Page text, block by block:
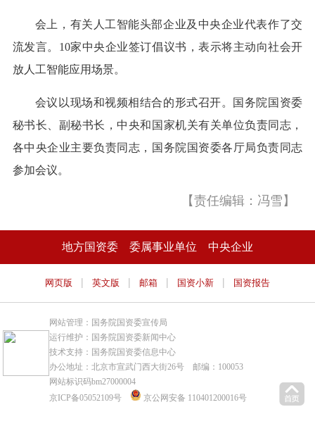
会上，有关人工智能头部企业及中央企业代表作了交
流发言。10家中央企业签订倡议书，表示将主动向社会开
放人工智能应用场景。
会议以现场和视频相结合的形式召开。国务院国资委
秘书长、副秘书长，中央和国家机关有关单位负责同志，
各中央企业主要负责同志，国务院国资委各厅局负责同志
参加会议。
【责任编辑：冯雪】
地方国资委 委属事业单位 中央企业
网页版 | 英文版 | 邮箱 | 国资小新 | 国资报告
网站管理：国务院国资委宣传局
运行维护：国务院国资委新闻中心
技术支持：国务院国资委信息中心
办公地址：北京市宣武门西大街26号 邮编：100053
网站标识码bm27000004
京ICP备05052109号
京公网安备 110401200016号